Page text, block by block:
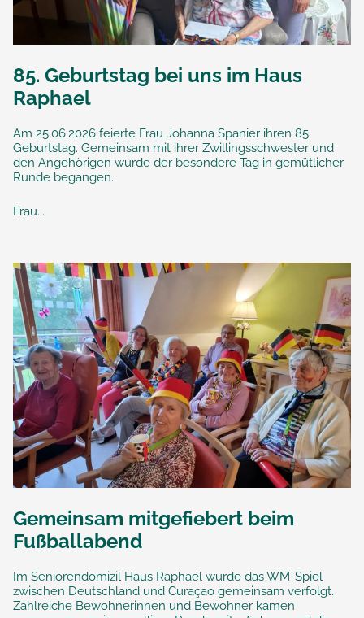
85. Geburtstag bei uns im Haus
Raphael
Am 25.06.2026 feierte Frau Johanna Spanier ihren 85.
Geburtstag. Gemeinsam mit ihrer Zwillingsschwester und
den Angehörigen wurde der besondere Tag in gemütlicher
Runde begangen.
Frau...
Gemeinsam mitgefiebert beim
Fußballabend
Im Seniorendomizil Haus Raphael wurde das WM-Spiel
zwischen Deutschland und Curaçao gemeinsam verfolgt.
Zahlreiche Bewohnerinnen und Bewohner kamen